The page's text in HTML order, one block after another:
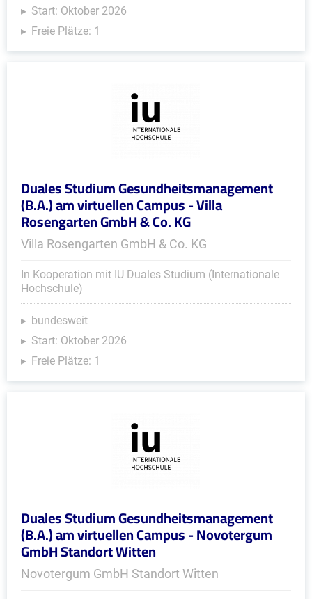
Start: Oktober 2026
Freie Plätze: 1
Duales Studium Gesundheitsmanagement
(B.A.) am virtuellen Campus - Villa
Rosengarten GmbH & Co. KG
Villa Rosengarten GmbH & Co. KG
In Kooperation mit IU Duales Studium (Internationale
Hochschule)
bundesweit
Start: Oktober 2026
Freie Plätze: 1
Duales Studium Gesundheitsmanagement
(B.A.) am virtuellen Campus - Novotergum
GmbH Standort Witten
Novotergum GmbH Standort Witten